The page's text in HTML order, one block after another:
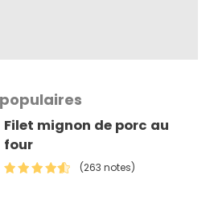
Filet mignon de porc au
four
(263 notes)